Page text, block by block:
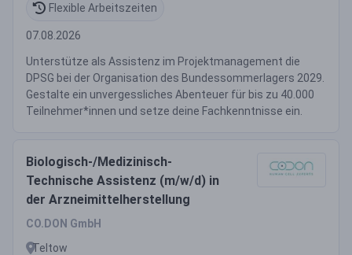
Flexible Arbeitszeiten
07.08.2026
Unterstütze als Assistenz im Projektmanagement die
DPSG bei der Organisation des Bundessommerlagers 2029.
Gestalte ein unvergessliches Abenteuer für bis zu 40.000
Teilnehmer*innen und setze deine Fachkenntnisse ein.
Biologisch-/Medizinisch-
Technische Assistenz (m/w/d) in
der Arzneimittelherstellung
CO.DON GmbH
Teltow